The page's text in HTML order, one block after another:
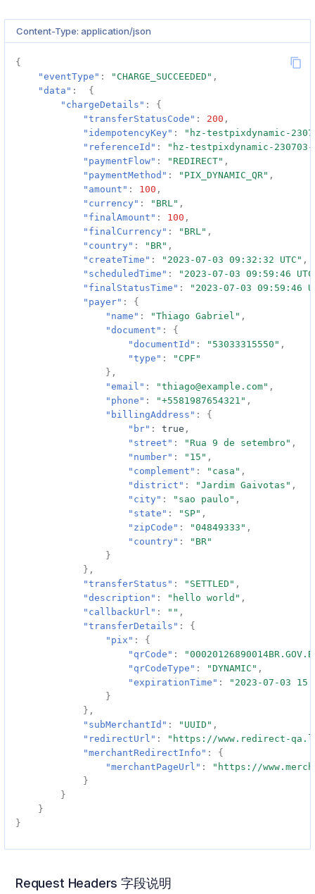
Content-Type: application/json
{
"eventType" : "CHARGE_SUCCEEDED" ,
"data" :
{
"chargeDetails" :
{
"transferStatusCode" : 200 ,
"idempotencyKey" :
"hz-testpixdynamic-
"referenceId" :
"hz-testpixdynamic-230703-
"paymentFlow" : "REDIRECT" ,
"paymentMethod" : "PIX_DYNAMIC_QR" ,
"amount" : 100 ,
"currency" : "BRL" ,
"finalAmount" : 100 ,
"finalCurrency" : "BRL" ,
"country" : "BR" ,
"createTime" : "2023-07-03 09:32:32 UTC" ,
"scheduledTime" :
"2023-07-03 09:59:46
"finalStatusTime" :
"2023-07-03 09:59:46
"payer" :
{
"name" : "Thiago Gabriel" ,
"document" :
{
"documentId" : "53033315550" ,
"type" :
"CPF"
},
"email" : "thiago@example.com" ,
"phone" : "+5581987654321" ,
"billingAddress" :
{
"br" : true ,
"street" : "Rua 9 de setembro" ,
"number" : "15" ,
"complement" : "casa" ,
"district" : "Jardim Gaivotas" ,
"city" : "sao paulo" ,
"state" : "SP" ,
"zipCode" : "04849333" ,
"country" :
"BR"
}
},
"transferStatus" : "SETTLED" ,
"description" : "hello world" ,
"callbackUrl" : "" ,
"transferDetails" :
{
"pix" :
{
"qrCode" :
"qrCodeType" : "DYNAMIC" ,
"expirationTime" :
"2023-07-03
}
},
"subMerchantId" : "UUID" ,
"redirectUrl" :
"https://www.redirect-
"merchantRedirectInfo" :
{
"merchantPageUrl" :
"https://
}
}
}
}
Request Headers 字段说明